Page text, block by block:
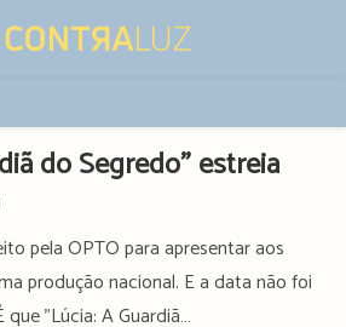
do Segredo” estreia
pela OPTO para apresentar aos
produção nacional. E a data não foi
"Lúcia: A Guardiã…